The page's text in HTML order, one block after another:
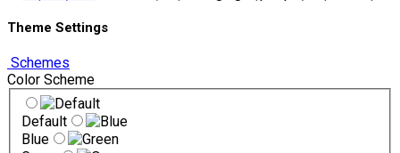
Theme Settings
Schemes
Color Scheme
Default
Blue